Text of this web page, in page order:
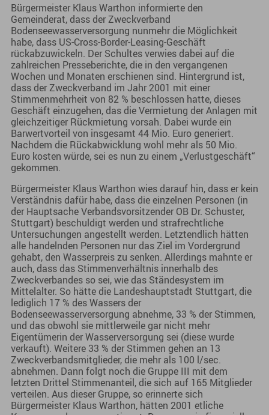
Bürgermeister Klaus Warthon informierte den
Gemeinderat, dass der Zweckverband
Bodenseewasserversorgung nunmehr die Möglichkeit
habe, dass US-Cross-Border-Leasing-Geschäft
rückabzuwickeln. Der Schultes verwies dabei auf die
zahlreichen Presseberichte, die in den vergangenen
Wochen und Monaten erschienen sind. Hintergrund ist,
dass der Zweckverband im Jahr 2001 mit einer
Stimmenmehrheit von 82 % beschlossen hatte, dieses
Geschäft einzugehen, das die Vermietung der Anlagen mit
gleichzeitiger Rückmietung vorsah. Dabei wurde ein
Barwertvorteil von insgesamt 44 Mio. Euro generiert.
Nachdem die Rückabwicklung wohl mehr als 50 Mio.
Euro kosten würde, sei es nun zu einem „Verlustgeschäft“
gekommen.
Bürgermeister Klaus Warthon wies darauf hin, dass er kein
Verständnis dafür habe, dass die einzelnen Personen (in
der Hauptsache Verbandsvorsitzender OB Dr. Schuster,
Stuttgart) beschuldigt werden und strafrechtliche
Untersuchungen angestellt werden. Letztendlich hätten
alle handelnden Personen nur das Ziel im Vordergrund
gehabt, den Wasserpreis zu senken. Allerdings mahnte er
auch, dass das Stimmenverhältnis innerhalb des
Zweckverbandes so sei, wie das Ständesystem im
Mittelalter. So hätte die Landeshauptstadt Stuttgart, die
lediglich 17 % des Wassers der
Bodenseewasserversorgung abnehme, 33 % der Stimmen,
und das obwohl sie mittlerweile gar nicht mehr
Eigentümerin der Wasserversorgung sei (diese wurde
verkauft). Weitere 33 % der Stimmen gehen an 13
Zweckverbandsmitglieder, die mehr als 100 l/sec.
abnehmen. Dann folgt noch die Gruppe III mit dem
letzten Drittel Stimmenanteil, die sich auf 165 Mitglieder
verteilen. Aus dieser Gruppe, so erinnerte sich
Bürgermeister Klaus Warthon, hätten 2001 etliche